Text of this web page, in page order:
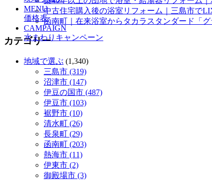
MENU
価格表
CAMPAIGN
水まわりキャンペーン
中古住宅購入後の浴室リフォーム｜三島市で
函南町｜在来浴室からタカラスタンダード「
カテゴリー
地域で選ぶ (1,340)
三島市 (319)
沼津市 (147)
伊豆の国市 (487)
伊豆市 (103)
裾野市 (10)
清水町 (26)
長泉町 (29)
函南町 (203)
熱海市 (11)
伊東市 (2)
御殿場市 (3)